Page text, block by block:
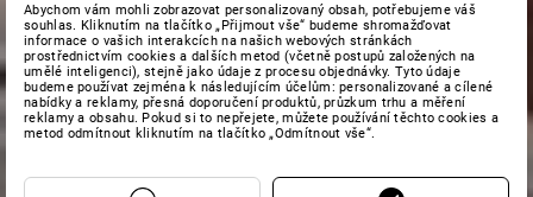
Abychom vám mohli zobrazovat personalizovaný obsah, potřebujeme váš
souhlas. Kliknutím na tlačítko „Přijmout vše“ budeme shromažďovat
informace o vašich interakcích na našich webových stránkách
prostřednictvím cookies a dalších metod (včetně postupů založených na
umělé inteligenci), stejně jako údaje z procesu objednávky. Tyto údaje
budeme používat zejména k následujícím účelům: personalizované a cílené
nabídky a reklamy, přesná doporučení produktů, průzkum trhu a měření
reklamy a obsahu. Pokud si to nepřejete, můžete používání těchto cookies a
metod odmítnout kliknutím na tlačítko „Odmítnout vše“.